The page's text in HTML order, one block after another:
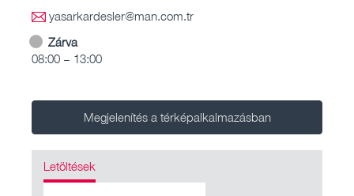
yasarkardesler@man.com.tr
Zárva
08:00 – 13:00
Megjelenítés a térképalkalmazásban
Letöltések